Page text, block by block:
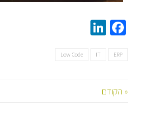
Facebook
ERP
IT
Low Code
« הקודם